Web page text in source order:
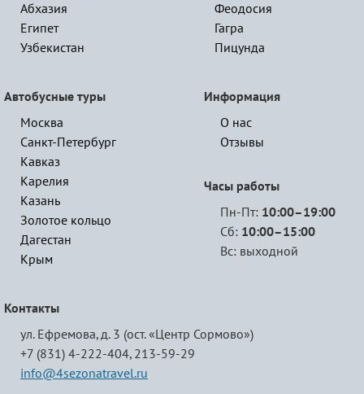
Абхазия
Египет
Узбекистан
Феодосия
Гагра
Пицунда
Автобусные туры
Москва
Санкт-Петербург
Кавказ
Карелия
Казань
Золотое кольцо
Дагестан
Крым
Информация
О нас
Отзывы
Часы работы
Пн-Пт: 10:00–19:00
Сб: 10:00–15:00
Вс: выходной
Контакты
ул. Ефремова, д. 3 (ост. «Центр Сормово»)
+7 (831) 4-222-404, 213-59-29
info@4sezonatravel.ru